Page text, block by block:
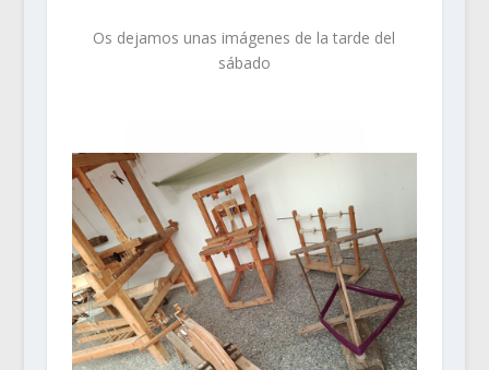
Os dejamos unas imágenes de la tarde del
sábado